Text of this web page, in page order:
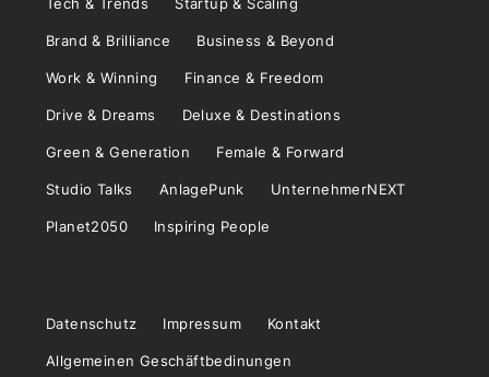
Brand & Brilliance Business & Beyond
Work & Winning Finance & Freedom
Drive & Dreams Deluxe & Destinations
Green & Generation Female & Forward
Studio Talks AnlagePunk UnternehmerNEXT
Planet2050 Inspiring People
Datenschutz Impressum Kontakt
Allgemeinen Geschäftbedinungen